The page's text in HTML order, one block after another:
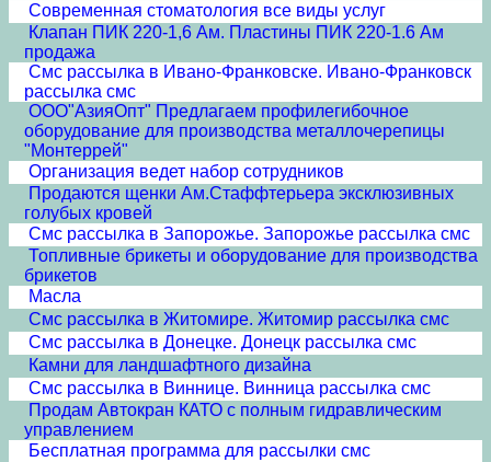
Современная стоматология все виды услуг
Клапан ПИК 220-1,6 Ам. Пластины ПИК 220-1.6 Ам
продажа
Смс рассылка в Ивано-Франковске. Ивано-Франковск
рассылка смс
ООО"АзияОпт" Предлагаем профилегибочное
оборудование для производства металлочерепицы
"Монтеррей"
Организация ведет набор сотрудников
Продаются щенки Ам.Стаффтерьера эксклюзивных
голубых кровей
Смс рассылка в Запорожье. Запорожье рассылка смс
Топливные брикеты и оборудование для производства
брикетов
Масла
Смс рассылка в Житомире. Житомир рассылка смс
Смс рассылка в Донецке. Донецк рассылка смс
Камни для ландшафтного дизайна
Смс рассылка в Виннице. Винница рассылка смс
Продам Автокран КАТО с полным гидравлическим
управлением
Бесплатная программа для рассылки смс